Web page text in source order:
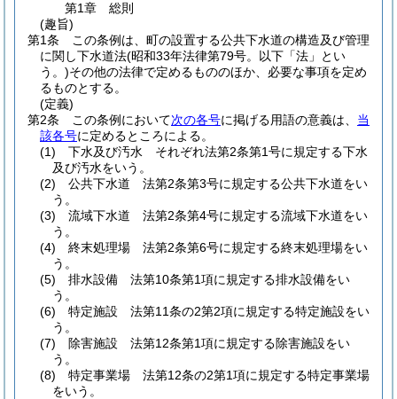
第1章
総則
(趣旨)
第1条
この条例は、町の設置する公共下水道の構造及び管理
に関し下水道法(昭和33年法律第79号。以下「法」とい
う。)その他の法律で定めるもののほか、必要な事項を定め
るものとする。
(定義)
第2条
この条例において次の各号に掲げる用語の意義は、 当
該各号に定めるところによる。
(1)
下水及び汚水 それぞれ法第2条第1号に規定する下水
及び汚水をいう。
(2)
公共下水道 法第2条第3号に規定する公共下水道をい
う。
(3)
流域下水道 法第2条第4号に規定する流域下水道をい
う。
(4)
終末処理場 法第2条第6号に規定する終末処理場をい
う。
(5)
排水設備 法第10条第1項に規定する排水設備をい
う。
(6)
特定施設 法第11条の2第2項に規定する特定施設をい
う。
(7)
除害施設 法第12条第1項に規定する除害施設をい
う。
(8)
特定事業場 法第12条の2第1項に規定する特定事業場
をいう。